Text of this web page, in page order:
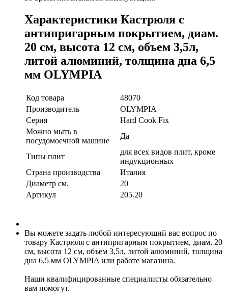
Характеристики Кастрюля с
антипригарным покрытием, диам.
20 см, высота 12 см, объем 3,5л,
литой алюминий, толщина дна 6,5
мм OLYMPIA
Код товара
48070
Производитель
OLYMPIA
Серия
Hard Cook Fix
Можно мыть в
посудомоечной машине
Да
Типы плит
для всех видов плит, кроме
индукционных
Страна производства
Италия
Диаметр см.
20
Артикул
205.20
Вы можете задать любой интересующий вас вопрос по
товару Кастрюля с антипригарным покрытием, диам. 20
см, высота 12 см, объем 3,5л, литой алюминий, толщина
дна 6,5 мм OLYMPIA или работе магазина.
Наши квалифицированные специалисты обязательно
вам помогут.